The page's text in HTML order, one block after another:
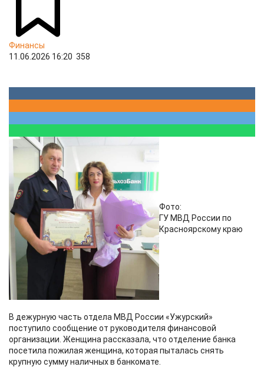
Финансы
11.06.2026 16:20 358
Фото:
ГУ МВД России по
Красноярскому краю
В дежурную часть отдела МВД России «Ужурский»
поступило сообщение от руководителя финансовой
организации. Женщина рассказала, что отделение банка
посетила пожилая женщина, которая пыталась снять
крупную сумму наличных в банкомате.